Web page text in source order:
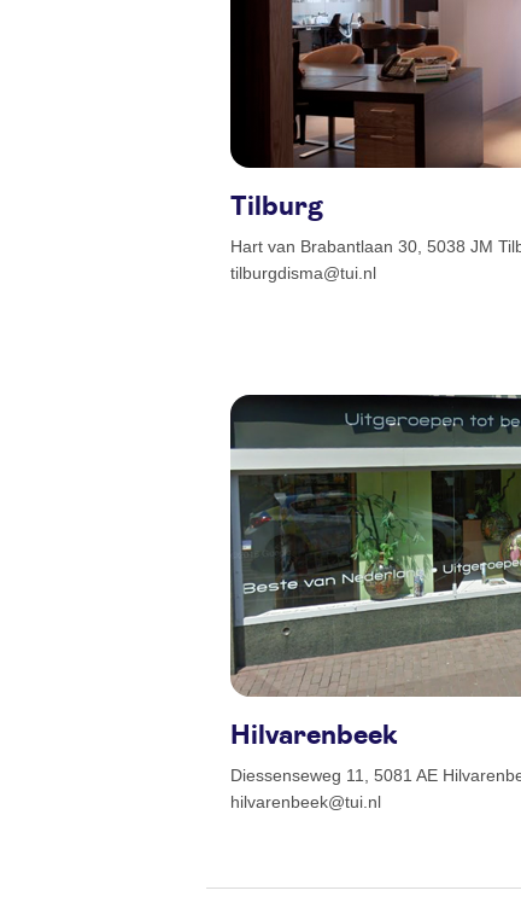
Tilburg
Hart van Brabantlaan 30, 5038 JM
tilburgdisma@tui.nl
Hilvarenbeek
Diessenseweg 11, 5081 AE
hilvarenbeek@tui.nl